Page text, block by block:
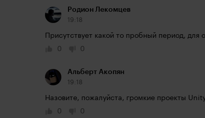
Родион Лекомцев
19:18
Присутствует какой то пробный период,
0
0
Альберт Акопян
19:18
Назовите, пожалуйста, громкие проекты
0
0